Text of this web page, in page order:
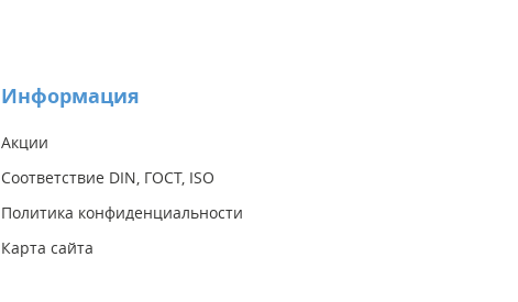
Информация
Акции
Соответствие DIN, ГОСТ, ISO
Политика конфиденциальности
Карта сайта